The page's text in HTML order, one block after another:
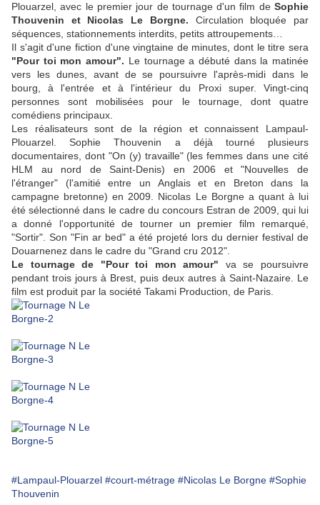
Plouarzel, avec le premier jour de tournage d'un film de Sophie
Thouvenin et Nicolas Le Borgne. Circulation bloquée par
séquences, stationnements interdits, petits attroupements…
Il s'agit d'une fiction d'une vingtaine de minutes, dont le titre sera
"Pour toi mon amour". Le tournage a débuté dans la matinée
vers les dunes, avant de se poursuivre l'après-midi dans le
bourg, à l'entrée et à l'intérieur du Proxi super. Vingt-cinq
personnes sont mobilisées pour le tournage, dont quatre
comédiens principaux.
Les réalisateurs sont de la région et connaissent Lampaul-
Plouarzel. Sophie Thouvenin a déjà tourné plusieurs
documentaires, dont "On (y) travaille" (les femmes dans une cité
HLM au nord de Saint-Denis) en 2006 et "Nouvelles de
l'étranger" (l'amitié entre un Anglais et en Breton dans la
campagne bretonne) en 2009. Nicolas Le Borgne a quant à lui
été sélectionné dans le cadre du concours Estran de 2009, qui lui
a donné l'opportunité de tourner un premier film remarqué,
"Sortir". Son "Fin ar bed" a été projeté lors du dernier festival de
Douarnenez dans le cadre du "Grand cru 2012".
Le tournage de "Pour toi mon amour" va se poursuivre
pendant trois jours à Brest, puis deux autres à Saint-Nazaire. Le
film est produit par la société Takami Production, de Paris.
#Lampaul-Plouarzel #court-métrage #Nicolas Le Borgne #Sophie
Thouvenin